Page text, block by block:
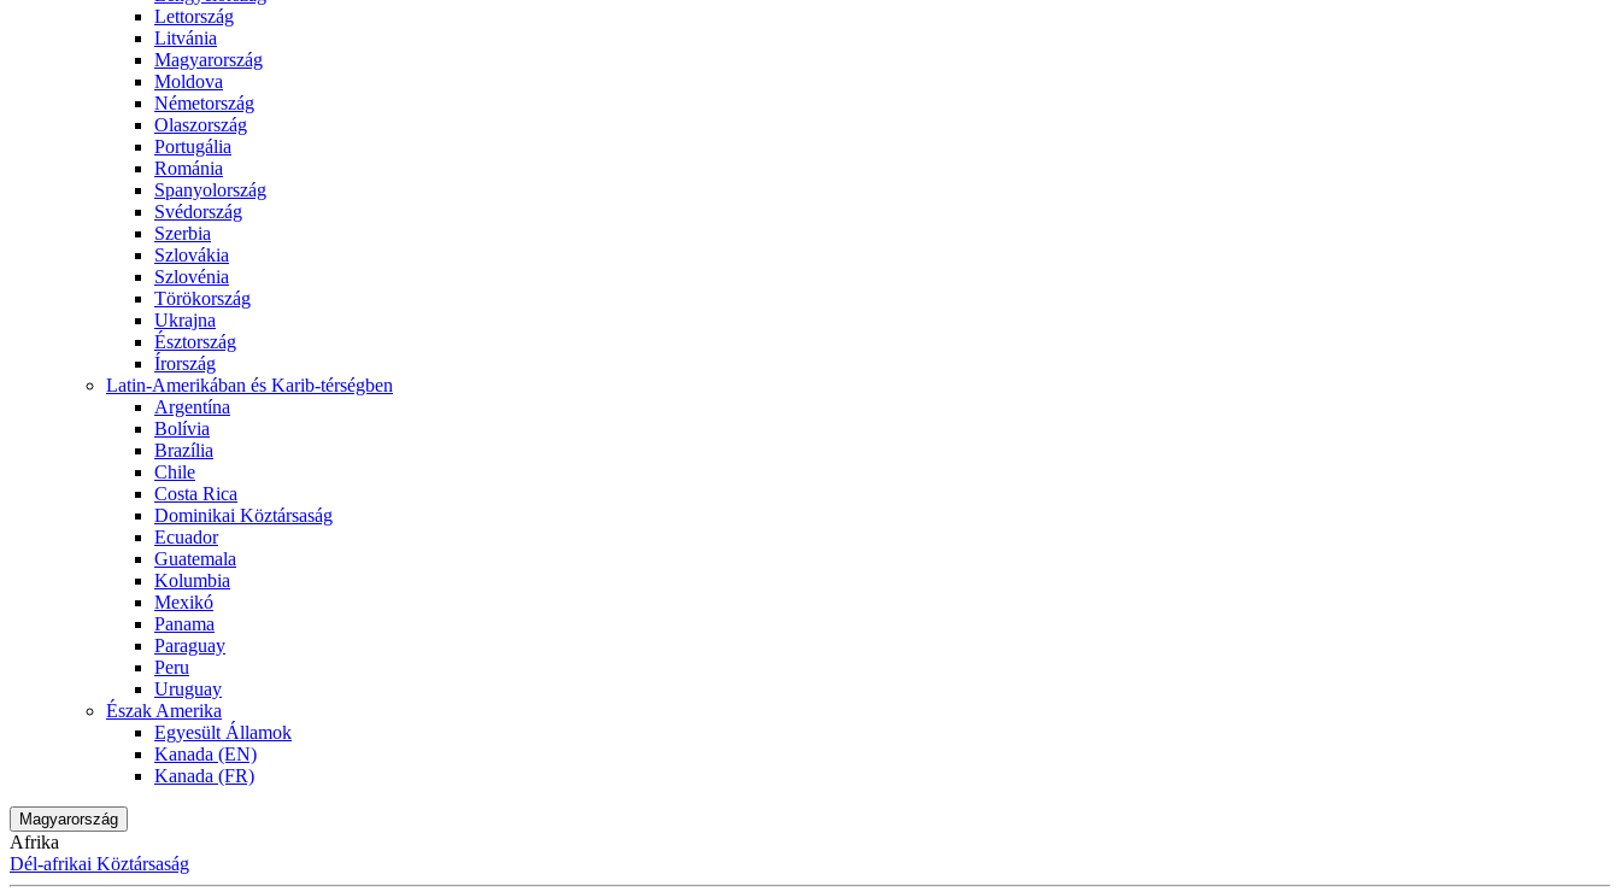
Lettország
Litvánia
Magyarország
Moldova
Németország
Olaszország
Portugália
Románia
Spanyolország
Svédország
Szerbia
Szlovákia
Szlovénia
Törökország
Ukrajna
Észtország
Írország
Latin-Amerikában és Karib-térségben
Argentína
Bolívia
Brazília
Chile
Costa Rica
Dominikai Köztársaság
Ecuador
Guatemala
Kolumbia
Mexikó
Panama
Paraguay
Peru
Uruguay
Észak Amerika
Egyesült Államok
Kanada (EN)
Kanada (FR)
Magyarország
Afrika
Dél-afrikai Köztársaság